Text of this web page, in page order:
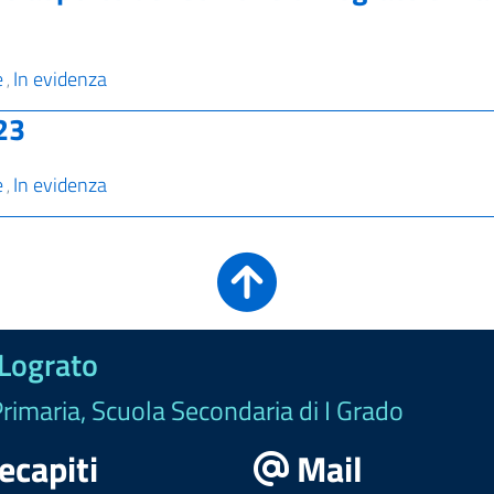
, In evidenza
, In evidenza
Scuola Secondaria di I Grado
Mail